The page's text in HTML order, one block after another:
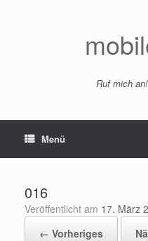
Ruf mich
Menü
016
Veröffentlicht am 17. März
← Vorheriges